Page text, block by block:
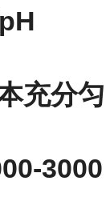
充分匀
3000